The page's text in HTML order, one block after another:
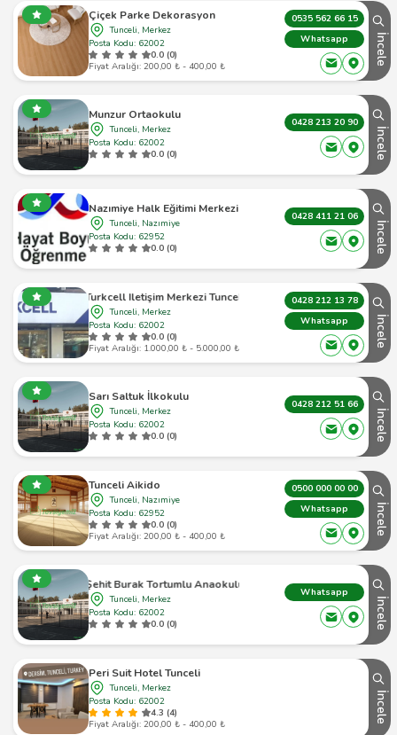
Çiçek Parke Dekorasyon
Tunceli, Merkez
Posta Kodu: 62002
0.0 (0)
Fiyat Aralığı: 200,00 ₺ - 400,00 ₺
0535 562 66 15
Whatsapp
İncele
Munzur Ortaokulu
Tunceli, Merkez
Posta Kodu: 62002
0.0 (0)
0428 213 20 90
İncele
Nazımiye Halk Eğitimi Merkezi
Tunceli, Nazımiye
Posta Kodu: 62952
0.0 (0)
0428 411 21 06
İncele
Turkcell Iletişim Merkezi Tunceli
Tunceli, Merkez
Posta Kodu: 62002
0.0 (0)
Fiyat Aralığı: 1.000,00 ₺ - 5.000,00 ₺
0428 212 13 78
Whatsapp
İncele
Sarı Saltuk İlkokulu
Tunceli, Merkez
Posta Kodu: 62002
0.0 (0)
0428 212 51 66
İncele
Tunceli Aikido
Tunceli, Nazımiye
Posta Kodu: 62952
0.0 (0)
Fiyat Aralığı: 200,00 ₺ - 400,00 ₺
0500 000 00 00
Whatsapp
İncele
Şehit Burak Tortumlu Anaokulu
Tunceli, Merkez
Posta Kodu: 62002
0.0 (0)
Whatsapp
İncele
Peri Suit Hotel Tunceli
Tunceli, Merkez
Posta Kodu: 62002
4.3 (4)
Fiyat Aralığı: 200,00 ₺ - 400,00 ₺
İncele